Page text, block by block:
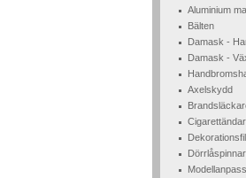
Aluminium
Bälten
Damask -
Damask -
Axelskydd
Dörrlåspinnar